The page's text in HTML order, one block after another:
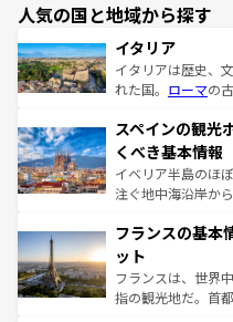
人気の国と地域から探す
イタリア
イタリアは歴史、
れた国。 ローマの
ろん、トスカーナ
景など、自然景観
ピザやパスタなど
できる。朝目覚め
なお、新着のイタ
しい。
スペインの観光
くべき基本情報
イベリア半島のほ
注ぐ地中海沿岸か
文化が根付くこの
れる闘牛、そして
る。首都マドリー
アートに溢れた街
フランスの基本
ット
フランスは、世界
指の観光地だ。首